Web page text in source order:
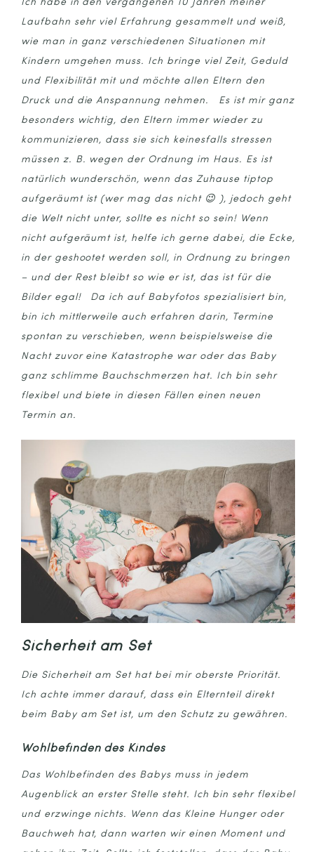
Ich habe in den vergangenen 10 Jahren meiner
Laufbahn sehr viel Erfahrung gesammelt und weiß,
wie man in ganz verschiedenen Situationen mit
Kindern umgehen muss. Ich bringe viel Zeit, Geduld
und Flexibilität mit und möchte allen Eltern den
Druck und die Anspannung nehmen. Es ist mir ganz
besonders wichtig, den Eltern immer wieder zu
kommunizieren, dass sie sich keinesfalls stressen
müssen z. B. wegen der Ordnung im Haus. Es ist
natürlich wunderschön, wenn das Zuhause tiptop
aufgeräumt ist (wer mag das nicht 😉 ), jedoch geht
die Welt nicht unter, sollte es nicht so sein! Wenn
nicht aufgeräumt ist, helfe ich gerne dabei, die Ecke,
in der geshootet werden soll, in Ordnung zu bringen
– und der Rest bleibt so wie er ist, das ist für die
Bilder egal! Da ich auf Babyfotos spezialisiert bin,
bin ich mittlerweile auch erfahren darin, Termine
spontan zu verschieben, wenn beispielsweise die
Nacht zuvor eine Katastrophe war oder das Baby
ganz schlimme Bauchschmerzen hat. Ich bin sehr
flexibel und biete in diesen Fällen einen neuen
Termin an.
Sicherheit am Set
Die Sicherheit am Set hat bei mir oberste Priorität.
Ich achte immer darauf, dass ein Elternteil direkt
beim Baby am Set ist, um den Schutz zu gewähren.
Wohlbefinden des Kindes
Das Wohlbefinden des Babys muss in jedem
Augenblick an erster Stelle steht. Ich bin sehr flexibel
und erzwinge nichts. Wenn das Kleine Hunger oder
Bauchweh hat, dann warten wir einen Moment und